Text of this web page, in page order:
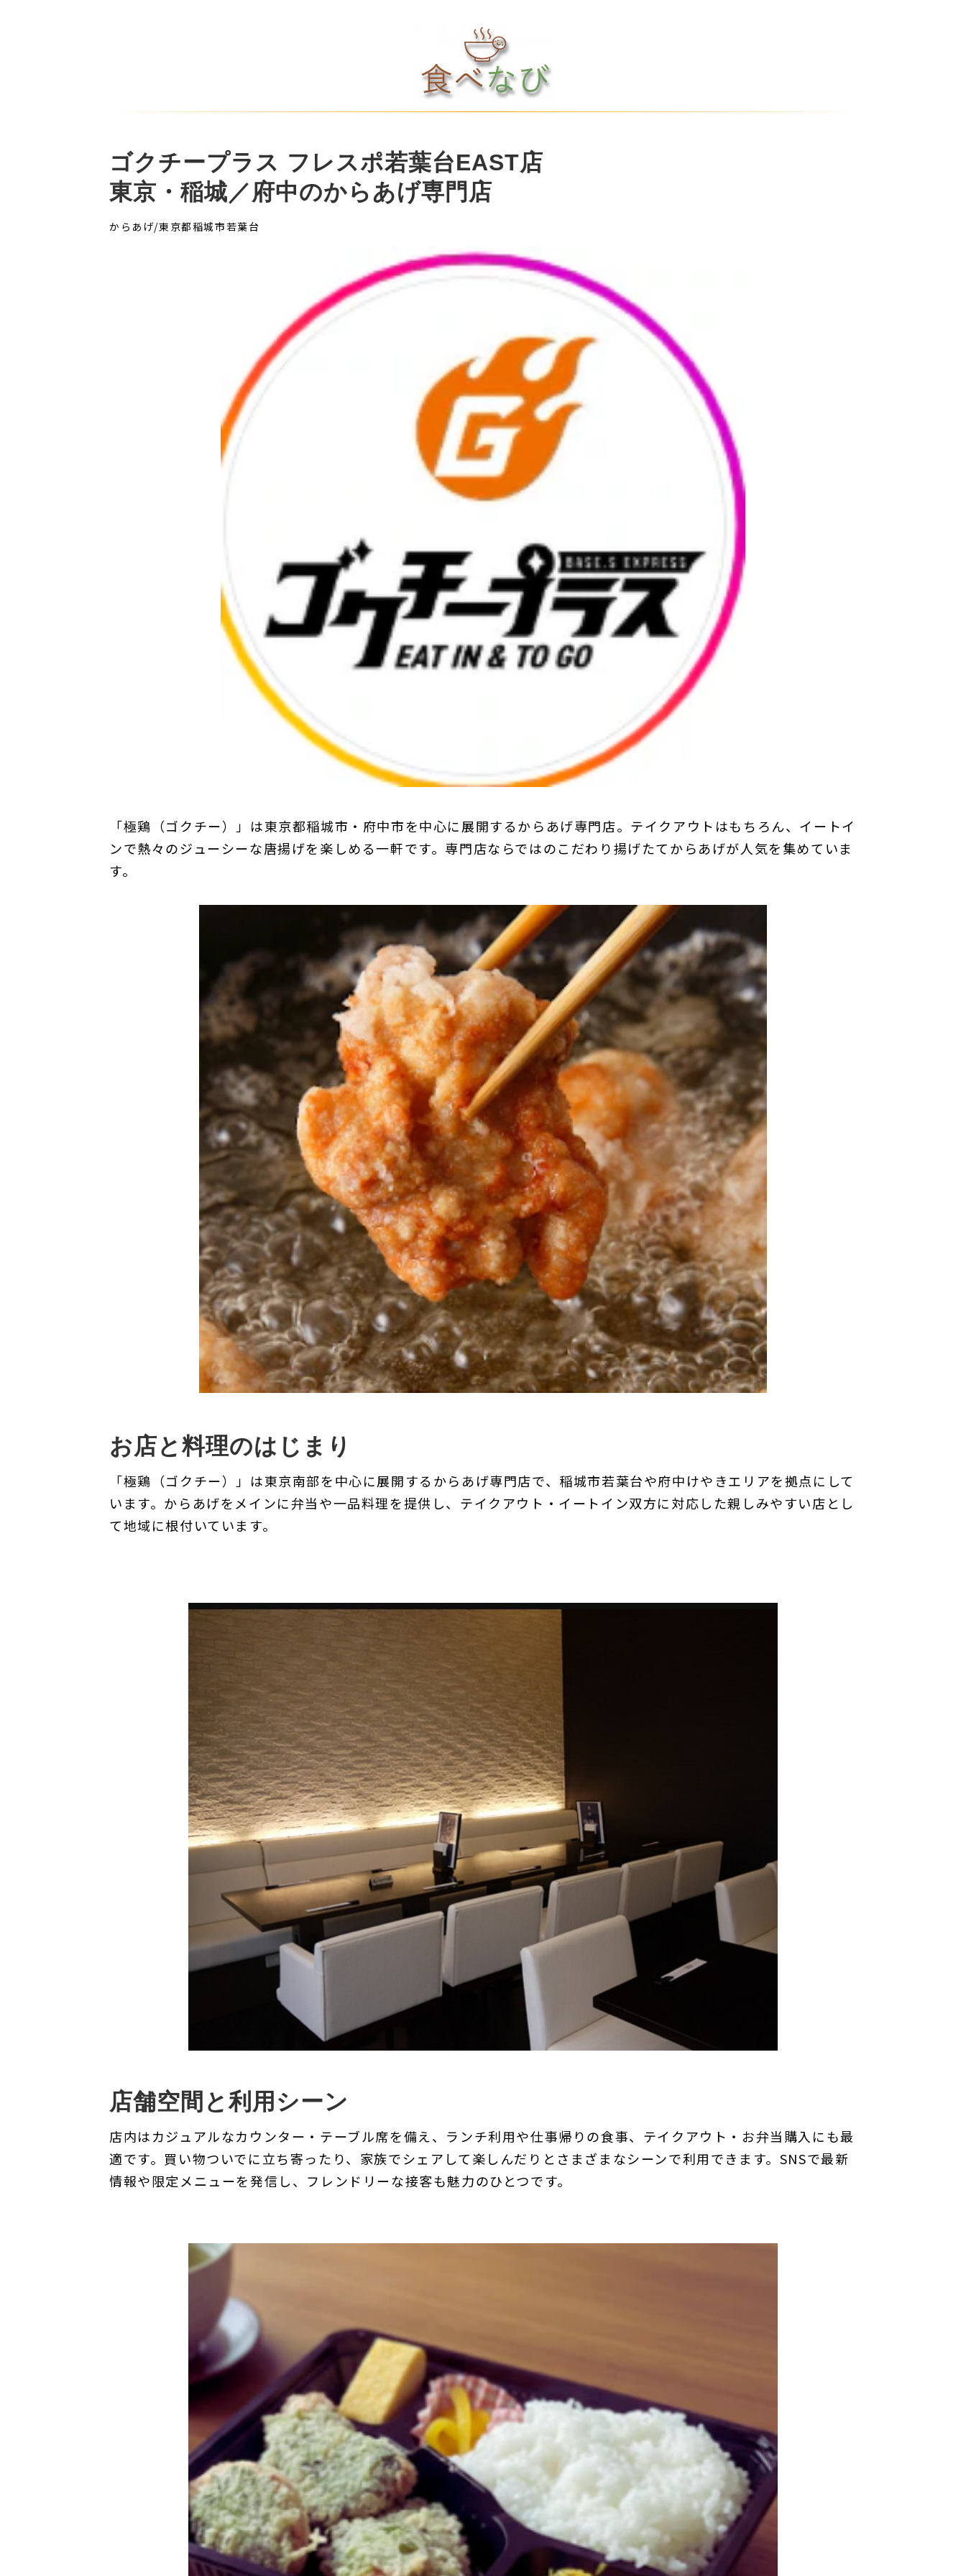
ゴクチープラス フレスポ若葉台EAST店
東京・稲城／府中のからあげ専門店
からあげ/東京都稲城市若葉台
「極鶏（ゴクチー）」は東京都稲城市・府中市を中心に展開するからあげ専門店。テイクアウトはもちろん、イートイ
ンで熱々のジューシーな唐揚げを楽しめる一軒です。専門店ならではのこだわり揚げたてからあげが人気を集めていま
す。
お店と料理のはじまり
「極鶏（ゴクチー）」は東京南部を中心に展開するからあげ専門店で、稲城市若葉台や府中けやきエリアを拠点にして
います。からあげをメインに弁当や一品料理を提供し、テイクアウト・イートイン双方に対応した親しみやすい店とし
て地域に根付いています。
店舗空間と利用シーン
店内はカジュアルなカウンター・テーブル席を備え、ランチ利用や仕事帰りの食事、テイクアウト・お弁当購入にも最
適です。買い物ついでに立ち寄ったり、家族でシェアして楽しんだりとさまざまなシーンで利用できます。SNSで最新
情報や限定メニューを発信し、フレンドリーな接客も魅力のひとつです。